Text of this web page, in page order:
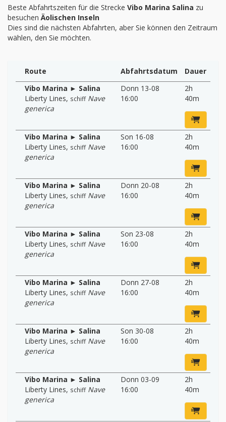
Beste Abfahrtszeiten für die Strecke Vibo Marina Salina zu
besuchenÄolischen Inseln
Dies sind die nächsten Abfahrten, aber Sie können den Zeitraum
wählen, den Sie möchten.
Route Abfahrtsdatum
Dauer
Vibo Marina ► Salina
Liberty Lines, schiff Nave
generica
Donn 13-08
16:00
2h
40m
Vibo Marina ► Salina
Liberty Lines, schiff Nave
generica
Son 16-08
16:00
2h
40m
Vibo Marina ► Salina
Liberty Lines, schiff Nave
generica
Donn 20-08
16:00
2h
40m
Vibo Marina ► Salina
Liberty Lines, schiff Nave
generica
Son 23-08
16:00
2h
40m
Vibo Marina ► Salina
Liberty Lines, schiff Nave
generica
Donn 27-08
16:00
2h
40m
Vibo Marina ► Salina
Liberty Lines, schiff Nave
generica
Son 30-08
16:00
2h
40m
Vibo Marina ► Salina
Liberty Lines, schiff Nave
generica
Donn 03-09
16:00
2h
40m